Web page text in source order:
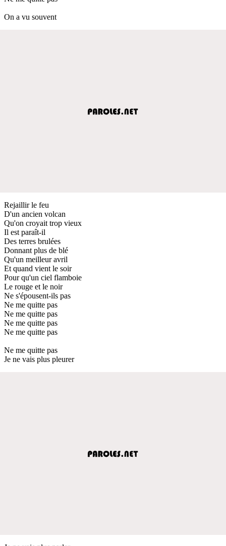
On a vu souvent
Rejaillir le feu
D'un ancien volcan
Qu'on croyait trop vieux
Il est paraît-il
Des terres brulées
Donnant plus de blé
Qu'un meilleur avril
Et quand vient le soir
Pour qu'un ciel flamboie
Le rouge et le noir
Ne s'épousent-ils pas
Ne me quitte pas
Ne me quitte pas
Ne me quitte pas
Ne me quitte pas
Ne me quitte pas
Je ne vais plus pleurer